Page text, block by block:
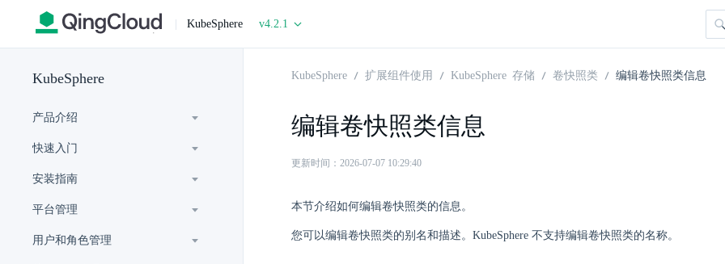
| KubeSphere v4.2.1
KubeSphere
产品介绍
快速入门
安装指南
平台管理
用户和角色管理
KubeSphere 扩展组件使用 KubeSphere 存储 卷快照类 编辑卷快照类信息
编辑卷快照类信息
更新时间：2026-07-07 10:29:40
本节介绍如何编辑卷快照类的信息。
您可以编辑卷快照类的别名和描述。KubeSphere 不支持编辑卷快照类的名称。